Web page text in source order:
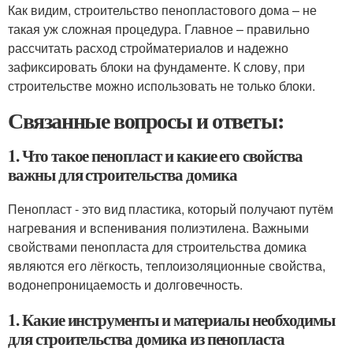
Как видим, строительство пенопластового дома – не
такая уж сложная процедура. Главное – правильно
рассчитать расход стройматериалов и надежно
зафиксировать блоки на фундаменте. К слову, при
строительстве можно использовать не только блоки.
Связанные вопросы и ответы:
1. Что такое пенопласт и какие его свойства
важны для строительства домика
Пенопласт - это вид пластика, который получают путём
нагревания и вспенивания полиэтилена. Важными
свойствами пенопласта для строительства домика
являются его лёгкость, теплоизоляционные свойства,
водонепроницаемость и долговечность.
1. Какие инструменты и материалы необходимы
для строительства домика из пенопласта